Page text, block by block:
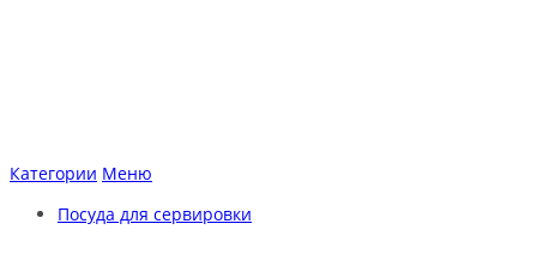
Категории Меню
Посуда для сервировки